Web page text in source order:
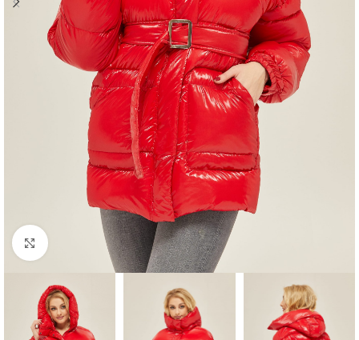
Click to enlarge